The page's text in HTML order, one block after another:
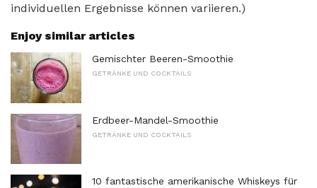
individuellen Ergebnisse können variieren.)
Enjoy similar articles
Gemischter Beeren-Smoothie
GETRÄNKE UND COCKTAILS
Erdbeer-Mandel-Smoothie
GETRÄNKE UND COCKTAILS
10 fantastische amerikanische Whiskeys für